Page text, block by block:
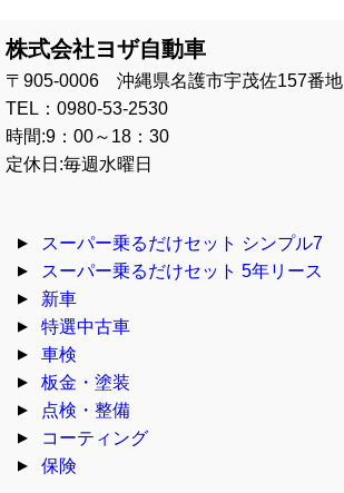
株式会社ヨザ自動車
〒905-0006 沖縄県名護市宇茂佐157番地
TEL：0980-53-2530
時間:9：00～18：30
定休日:毎週水曜日
スーパー乗るだけセット シンプル7
スーパー乗るだけセット 5年リース
新車
特選中古車
車検
板金・塗装
点検・整備
コーティング
保険